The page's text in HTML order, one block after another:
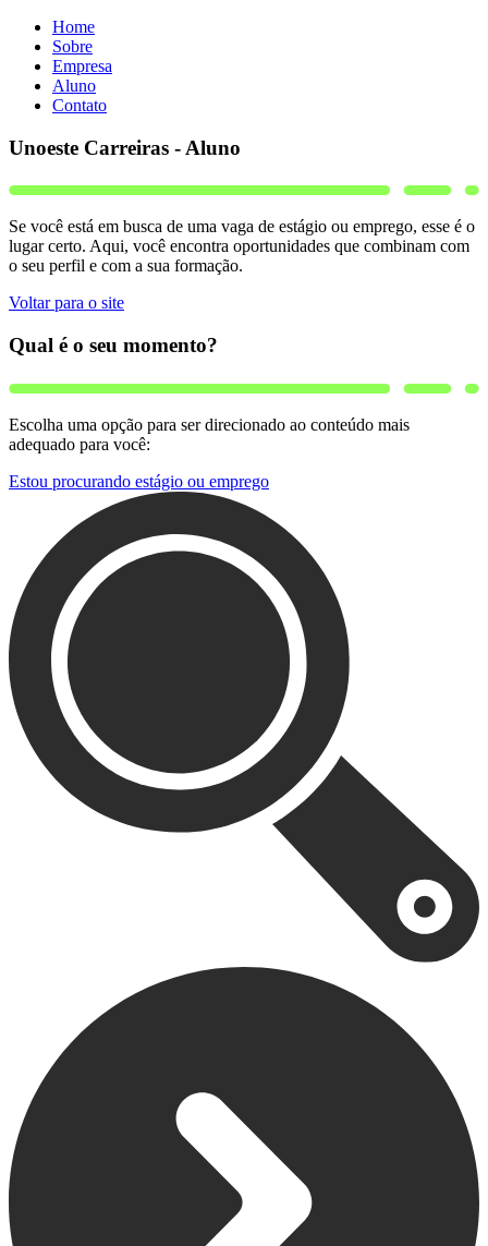
Home
Sobre
Empresa
Aluno
Contato
Unoeste Carreiras - Aluno
Se você está em busca de uma vaga de estágio ou emprego, esse é o
lugar certo. Aqui, você encontra oportunidades que combinam com
o seu perfil e com a sua formação.
Voltar para o site
Qual é o seu momento?
Escolha uma opção para ser direcionado ao conteúdo mais
adequado para você:
Estou procurando estágio ou emprego